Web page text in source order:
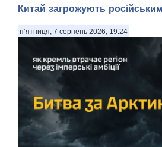
Китай загрожують
п’ятниця, 7 серпень 2026, 19:24